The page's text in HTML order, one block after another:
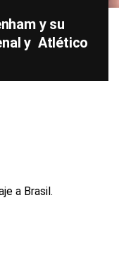
y su
y Atlético